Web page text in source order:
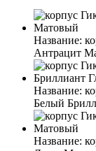
Название:
Антрацит
Название:
Белый
Название: